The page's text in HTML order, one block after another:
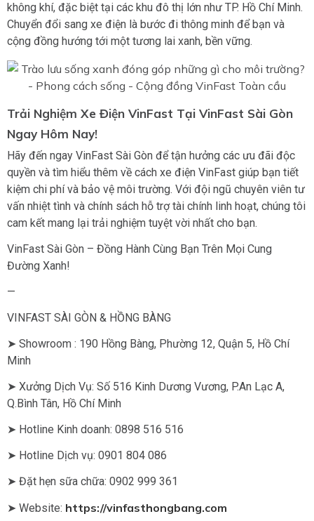
không khí, đặc biệt tại các khu đô thị lớn như TP. Hồ Chí Minh.
Chuyển đổi sang xe điện là bước đi thông minh để bạn và
cộng đồng hướng tới một tương lai xanh, bền vững.
Trải Nghiệm Xe Điện VinFast Tại VinFast Sài Gòn
Ngay Hôm Nay!
Hãy đến ngay VinFast Sài Gòn để tận hưởng các ưu đãi độc
quyền và tìm hiểu thêm về cách xe điện VinFast giúp bạn tiết
kiệm chi phí và bảo vệ môi trường. Với đội ngũ chuyên viên tư
vấn nhiệt tình và chính sách hỗ trợ tài chính linh hoạt, chúng tôi
cam kết mang lại trải nghiệm tuyệt vời nhất cho bạn.
VinFast Sài Gòn – Đồng Hành Cùng Bạn Trên Mọi Cung
Đường Xanh!
—
VINFAST SÀI GÒN & HỒNG BÀNG
➤ Showroom : 190 Hồng Bàng, Phường 12, Quận 5, Hồ Chí
Minh
➤ Xưởng Dịch Vụ: Số 516 Kinh Dương Vương, P.An Lạc A,
Q.Bình Tân, Hồ Chí Minh
➤ Hotline Kinh doanh: 0898 516 516
➤ Hotline Dịch vụ: 0901 804 086
➤ Đặt hẹn sữa chữa: 0902 999 361
➤ Website: https://vinfasthongbang.com